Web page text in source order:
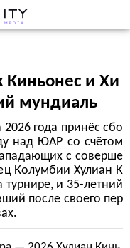
Киньонес и Хи
мундиаль
года принёс сбо
над ЮАР со счётом
с соверше
Колумбии Хулиан К
турнире, и 35-летний
после своего пер